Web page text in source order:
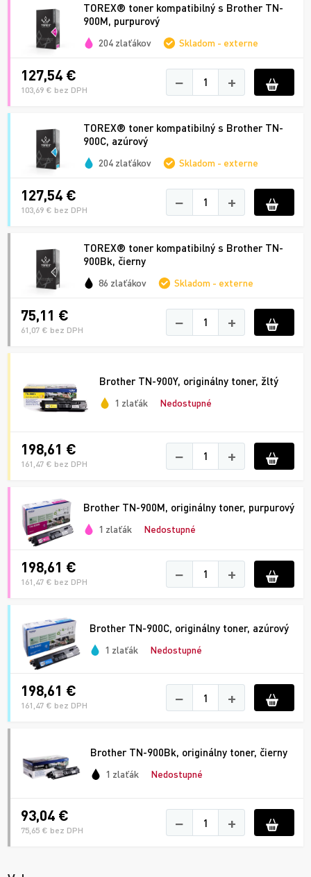
TOREX® toner kompatibilný s Brother TN-
900M, purpurový
204 zlaťákov Skladom - externe
127,54 €
103,69 € bez DPH − +
TOREX® toner kompatibilný s Brother TN-
900C, azúrový
204 zlaťákov Skladom - externe
127,54 €
103,69 € bez DPH − +
TOREX® toner kompatibilný s Brother TN-
900Bk, čierny
86 zlaťákov Skladom - externe
75,11 €
61,07 € bez DPH − +
Brother TN-900Y, originálny toner, žltý
1 zlaťák Nedostupné
198,61 €
161,47 € bez DPH − +
Brother TN-900M, originálny toner, purpurový
1 zlaťák Nedostupné
198,61 €
161,47 € bez DPH − +
Brother TN-900C, originálny toner, azúrový
1 zlaťák Nedostupné
198,61 €
161,47 € bez DPH − +
Brother TN-900Bk, originálny toner, čierny
1 zlaťák Nedostupné
93,04 €
75,65 € bez DPH − +